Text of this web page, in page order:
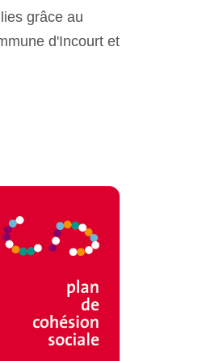
grâce au
d'Incourt et